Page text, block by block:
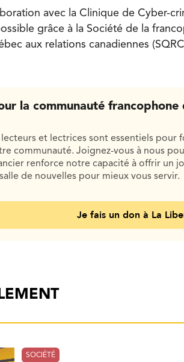
avec la Clinique de Cyber-
grâce à la Société de la
aux relations canadiennes
la communauté
lecteurs et lectrices sont essentiels
communauté. Joignez-vous à nous
renforce notre capacité à offrir un
de nouvelles pour mieux vous servir.
Je fais un don à La
SOCIÉTÉ